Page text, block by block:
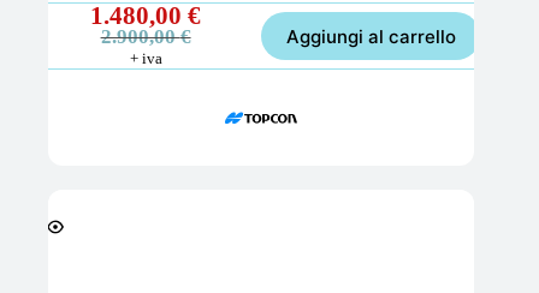
2.900,00€
Il
prezzo
originale
2.900,00 €.
1.480,00€
Il
prezzo
attuale
1.480,00 €.
+ iva
Aggiungi al carrello